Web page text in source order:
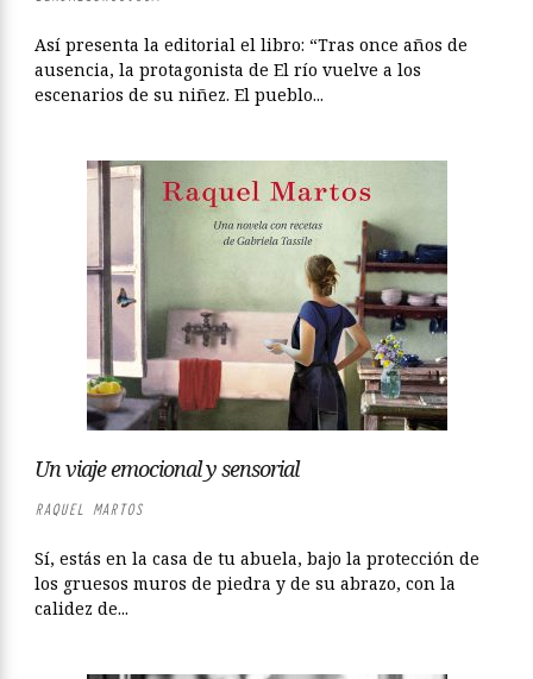
Así presenta la editorial el libro: “Tras once años de
ausencia, la protagonista de El río vuelve a los
escenarios de su niñez. El pueblo...
Un viaje emocional y sensorial
RAQUEL MARTOS
Sí, estás en la casa de tu abuela, bajo la protección de
los gruesos muros de piedra y de su abrazo, con la
calidez de...